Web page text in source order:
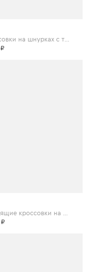
Кроссовки на шнурках с текстовым принтом
₽
₽